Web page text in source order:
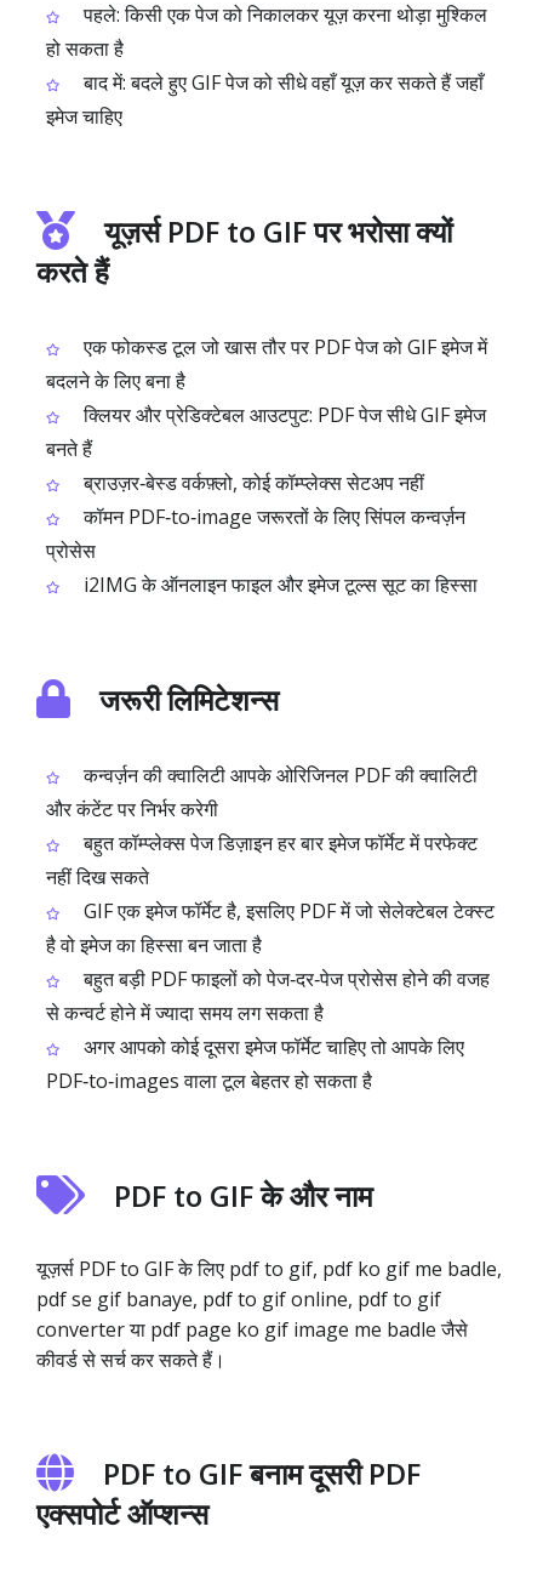
पहले: किसी एक पेज को निकालकर यूज़ करना थोड़ा मुश्किल
हो सकता है
बाद में: बदले हुए GIF पेज को सीधे वहाँ यूज़ कर सकते हैं जहाँ
इमेज चाहिए
यूज़र्स PDF to GIF पर भरोसा क्यों
करते हैं
एक फोकस्ड टूल जो खास तौर पर PDF पेज को GIF इमेज में
बदलने के लिए बना है
क्लियर और प्रेडिक्टेबल आउटपुट: PDF पेज सीधे GIF इमेज
बनते हैं
ब्राउज़र‑बेस्ड वर्कफ़्लो, कोई कॉम्प्लेक्स सेटअप नहीं
कॉमन PDF‑to‑image जरूरतों के लिए सिंपल कन्वर्ज़न
प्रोसेस
i2IMG के ऑनलाइन फाइल और इमेज टूल्स सूट का हिस्सा
जरूरी लिमिटेशन्स
कन्वर्ज़न की क्वालिटी आपके ओरिजिनल PDF की क्वालिटी
और कंटेंट पर निर्भर करेगी
बहुत कॉम्प्लेक्स पेज डिज़ाइन हर बार इमेज फॉर्मेट में परफेक्ट
नहीं दिख सकते
GIF एक इमेज फॉर्मेट है, इसलिए PDF में जो सेलेक्टेबल टेक्स्ट
है वो इमेज का हिस्सा बन जाता है
बहुत बड़ी PDF फाइलों को पेज‑दर‑पेज प्रोसेस होने की वजह
से कन्वर्ट होने में ज्यादा समय लग सकता है
अगर आपको कोई दूसरा इमेज फॉर्मेट चाहिए तो आपके लिए
PDF‑to‑images वाला टूल बेहतर हो सकता है
PDF to GIF के और नाम
यूज़र्स PDF to GIF के लिए pdf to gif, pdf ko gif me badle,
pdf se gif banaye, pdf to gif online, pdf to gif
converter या pdf page ko gif image me badle जैसे
कीवर्ड से सर्च कर सकते हैं।
PDF to GIF बनाम दूसरी PDF
एक्सपोर्ट ऑप्शन्स